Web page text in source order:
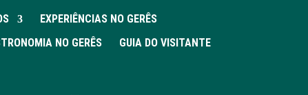
EXPERIÊNCIAS NO GERÊS
NO GERÊS
GUIA DO VISITANTE